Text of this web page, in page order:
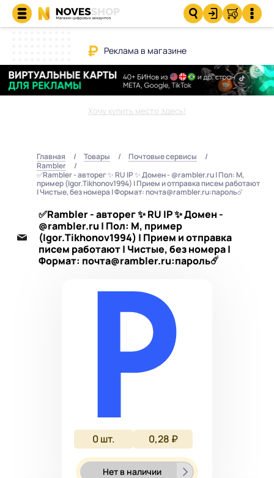
Реклама в магазине
Хочу купить место здесь!
Главная Товары
Почтовые сервисы
Rambler
✅Rambler - авторег ✨ RU IP ✨ Домен - @rambler.ru | Пол: М,
пример (Igor.Tikhonov1994) | Прием и отправка писем работают
| Чистые, без номера | Формат: почта@rambler.ru:пароль☄️
✅Rambler - авторег ✨ RU IP ✨ Домен -
@rambler.ru | Пол: М, пример
(Igor.Tikhonov1994) | Прием и отправка
писем работают | Чистые, без номера |
Формат: почта@rambler.ru:пароль☄️
0шт. 0,28 ₽
Нет в наличии